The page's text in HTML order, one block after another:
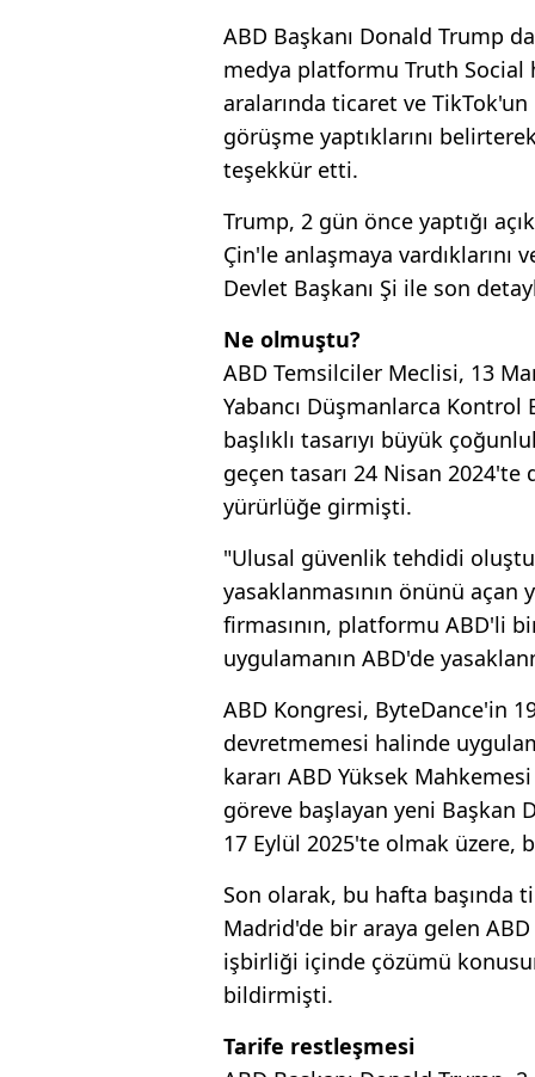
ABD Başkanı Donald Trump
medya platformu Truth Social
aralarında ticaret ve
görüşme yaptıklarını
teşekkür etti.
Trump, 2 gün önce yaptığı
Çin'le anlaşmaya vardıklarını
Devlet Başkanı Şi ile son
Ne olmuştu?
ABD Temsilciler Meclisi, 13
Yabancı Düşmanlarca Kontrol
başlıklı tasarıyı büyük
geçen tasarı 24 Nisan 2024'te
yürürlüğe girmişti.
"Ulusal güvenlik tehdidi
yasaklanmasının önünü
firmasının, platformu ABD'li
uygulamanın ABD'de
ABD Kongresi, ByteDance'in
devretmemesi halinde
kararı ABD Yüksek
göreve başlayan yeni Başkan
17 Eylül 2025'te olmak üzere,
Son olarak, bu hafta başında
Madrid'de bir araya gelen
işbirliği içinde çözümü
bildirmişti.
Tarife restleşmesi